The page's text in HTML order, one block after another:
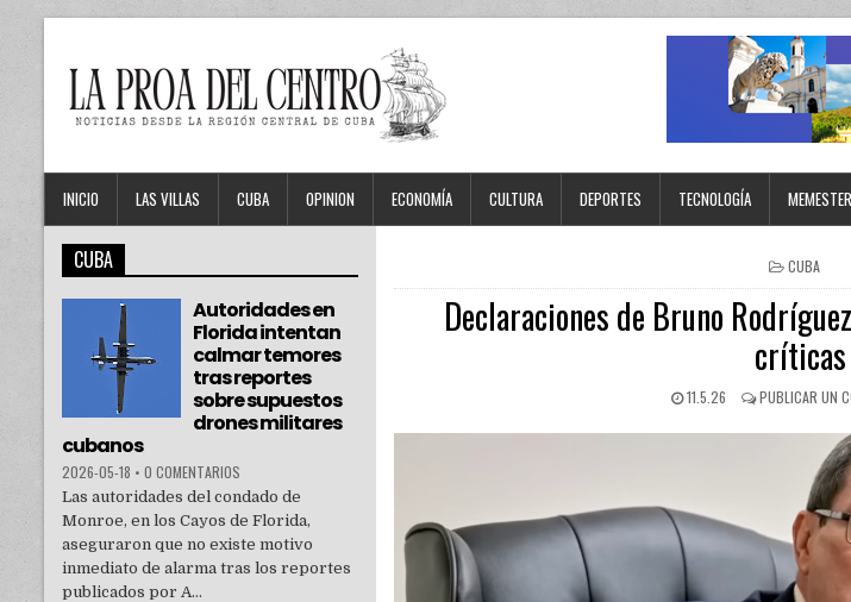
INICIO LAS VILLAS CUBA OPINION ECONOMÍA CULTURA DEPORTES TECNOLOGÍA
CUBA
Declaraciones de Bruno
críticas
11.5.26 PUBLICAR UN
CUBA
Autoridades en
Florida intentan
calmar temores
tras reportes
sobre supuestos
drones militares
cubanos
2026-05-18 • 0 COMENTARIOS
Las autoridades del condado de
Monroe, en los Cayos de Florida,
aseguraron que no existe motivo
inmediato de alarma tras los reportes
publicados por A...